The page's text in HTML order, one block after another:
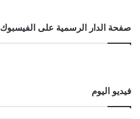
صفحة الدار الرسمية على الفيسبوك
فيديو اليوم